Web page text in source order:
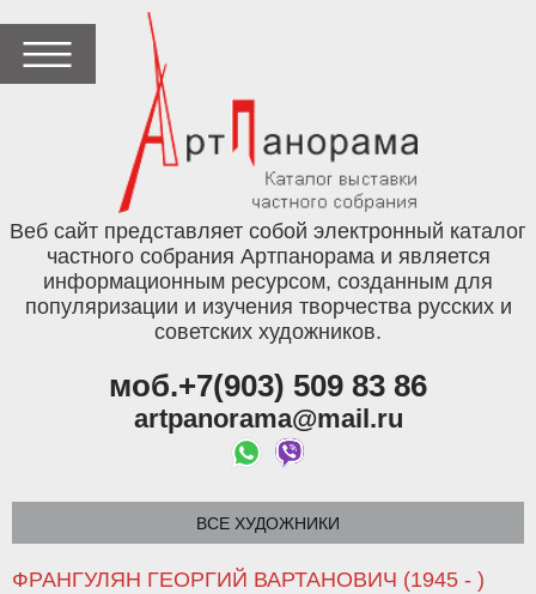
Веб сайт представляет собой электронный каталог
частного собрания Артпанорама и является
информационным ресурсом, созданным для
популяризации и изучения творчества русских и
советских художников.
моб.+7(903) 509 83 86
artpanorama@mail.ru
ВСЕ ХУДОЖНИКИ
ФРАНГУЛЯН ГЕОРГИЙ ВАРТАНОВИЧ (1945 - )